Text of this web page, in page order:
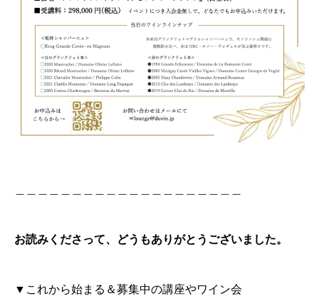
お読みくださって、どうもありがとうございました。
▼これから始まる＆募集中の講座やワイン会